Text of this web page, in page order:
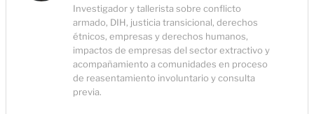
Investigador y tallerista sobre conflicto
armado, DIH, justicia transicional, derechos
étnicos, empresas y derechos humanos,
impactos de empresas del sector extractivo y
acompañamiento a comunidades en proceso
de reasentamiento involuntario y consulta
previa.